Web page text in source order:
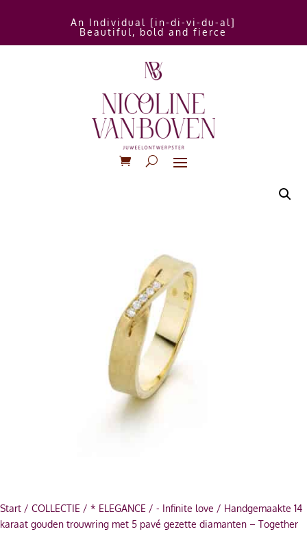
An Individual [in-di-vi-du-al]
Beautiful, bold and fierce
Start / COLLECTIE / * ELEGANCE / - Infinite love / Handgemaakte 14
karaat gouden trouwring met 5 pavé gezette diamanten – Together